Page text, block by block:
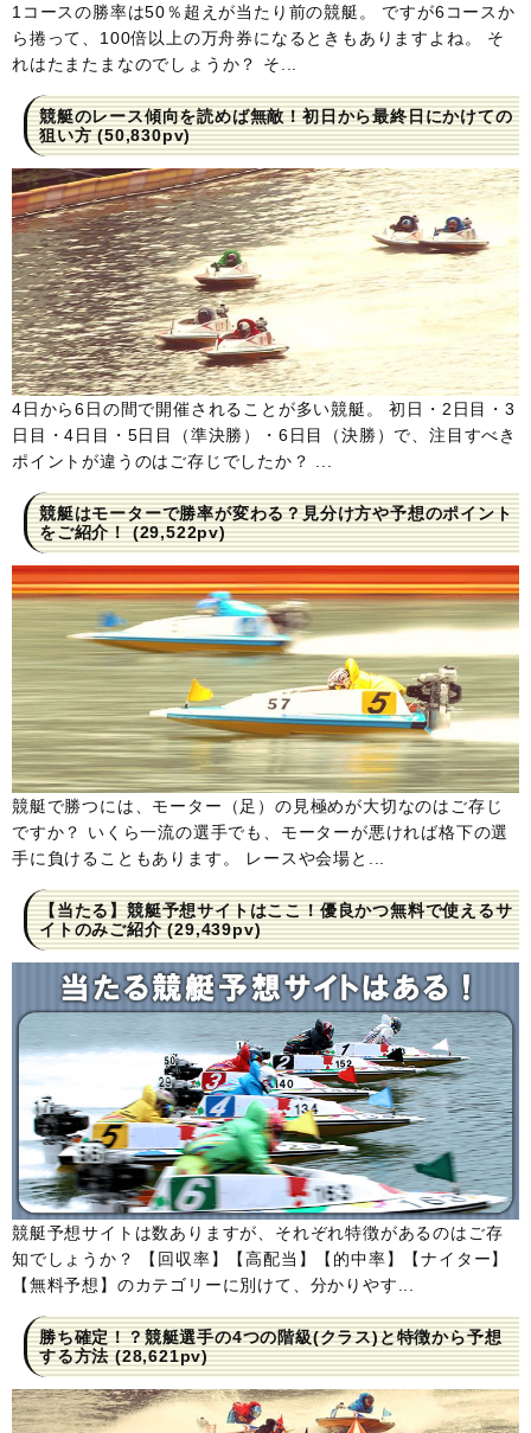
1コースの勝率は50％超えが当たり前の競艇。 ですが6コースか
ら捲って、100倍以上の万舟券になるときもありますよね。 そ
れはたまたまなのでしょうか？ そ...
競艇のレース傾向を読めば無敵！初日から最終日にかけての
狙い方(50,830pv)
4日から6日の間で開催されることが多い競艇。 初日・2日目・3
日目・4日目・5日目（準決勝）・6日目（決勝）で、注目すべき
ポイントが違うのはご存じでしたか？ ...
競艇はモーターで勝率が変わる？見分け方や予想のポイント
をご紹介！(29,522pv)
競艇で勝つには、モーター（足）の見極めが大切なのはご存じ
ですか？ いくら一流の選手でも、モーターが悪ければ格下の選
手に負けることもあります。 レースや会場と...
【当たる】競艇予想サイトはここ！優良かつ無料で使えるサ
イトのみご紹介(29,439pv)
競艇予想サイトは数ありますが、それぞれ特徴があるのはご存
知でしょうか？ 【回収率】【高配当】【的中率】【ナイター】
【無料予想】のカテゴリーに別けて、分かりやす...
勝ち確定！？競艇選手の4つの階級(クラス)と特徴から予想
する方法(28,621pv)